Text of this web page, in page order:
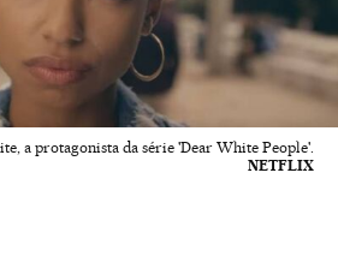
a protagonista da série 'Dear White People'.
NETFLIX